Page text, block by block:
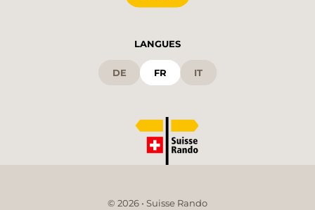
LANGUES
DE FR IT
© 2026 • Suisse Rando